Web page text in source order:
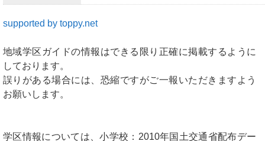
supported by toppy.net
地域学区ガイドの情報はできる限り正確に掲載するように
しております。
誤りがある場合には、恐縮ですがご一報いただきますよう
お願いします。
学区情報については、小学校：2010年国土交通省配布デー